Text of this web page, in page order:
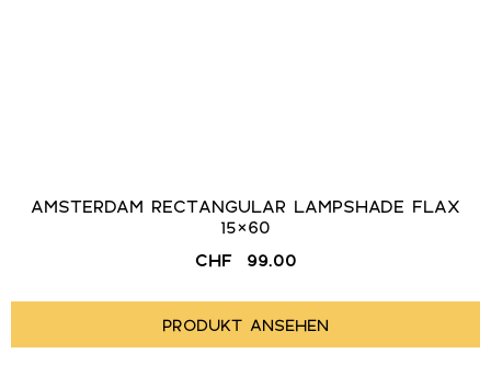
AMSTERDAM RECTANGULAR LAMPSHADE FLAX
15×60
CHF
99.00
PRODUKT ANSEHEN